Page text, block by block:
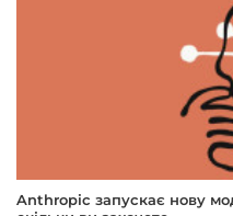
Anthropic запускає нову